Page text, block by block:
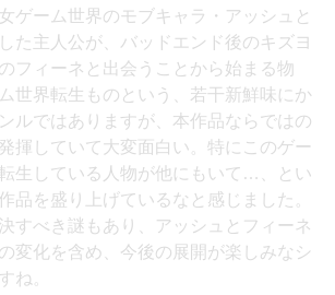
ゲーム世界のモブキャラ・アッシュと
た主人公が、バッドエンド後のキズヨ
フィーネと出会うことから始まる物
世界転生ものという、若干新鮮味にか
ルではありますが、本作品ならではの
揮していて大変面白い。特にこのゲー
生している人物が他にもいて…、とい
品を盛り上げているなと感じました。
すべき謎もあり、アッシュとフィーネ
変化を含め、今後の展開が楽しみなシ
ね。